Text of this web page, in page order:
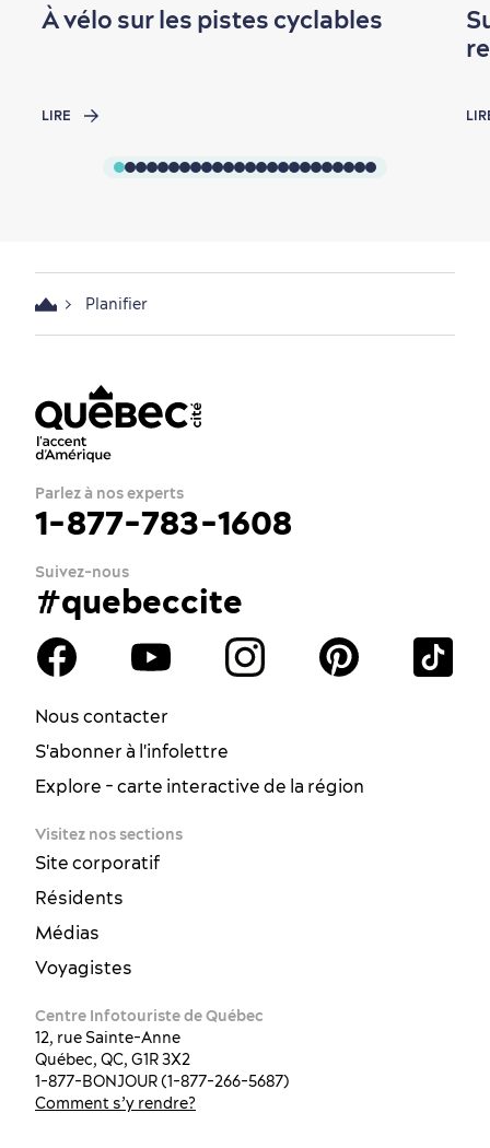
À vélo sur les pistes cyclables
LIRE
Planifier
Parlez à nos experts
1-877-783-1608
Suivez-nous
#quebeccite
Nous contacter
S'abonner à l'infolettre
Explore - carte interactive de la région
Visitez nos sections
Site corporatif
Résidents
Médias
Voyagistes
Centre Infotouriste de Québec
12, rue Sainte-Anne
Québec, QC, G1R 3X2
1-877-BONJOUR (1-877-266-5687)
Comment s’y rendre?